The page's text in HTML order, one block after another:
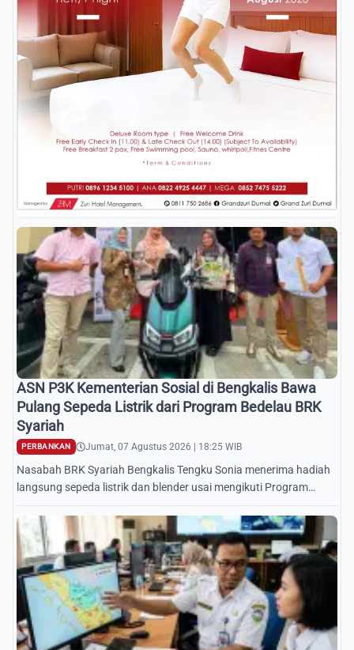
ASN P3K Kementerian Sosial di Bengkalis Bawa
Pulang Sepeda Listrik dari Program Bedelau BRK
Syariah
PERBANKAN Jumat, 07 Agustus 2026 | 18:25 WIB
Nasabah BRK Syariah Bengkalis Tengku Sonia menerima hadiah
langsung sepeda listrik dan blender usai mengikuti Program